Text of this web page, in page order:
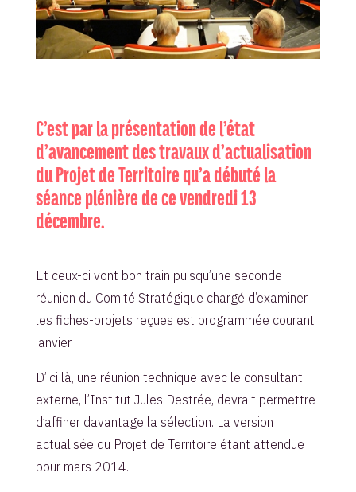
C’est par la présentation de l’état
d’avancement des travaux d’actualisation
du Projet de Territoire qu’a débuté la
séance plénière de ce vendredi 13
décembre.
Et ceux-ci vont bon train puisqu’une seconde
réunion du Comité Stratégique chargé d’examiner
les fiches-projets reçues est programmée courant
janvier.
D’ici là, une réunion technique avec le consultant
externe, l’Institut Jules Destrée, devrait permettre
d’affiner davantage la sélection. La version
actualisée du Projet de Territoire étant attendue
pour mars 2014.